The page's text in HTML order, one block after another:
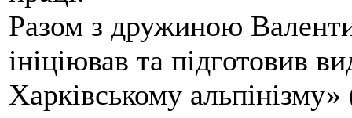
Разом з дружиною
ініціював та підготовив
Харківському